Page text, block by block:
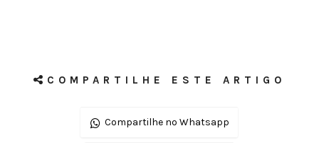
COMPARTILHE ESTE ARTIGO
Compartilhe no Whatsapp